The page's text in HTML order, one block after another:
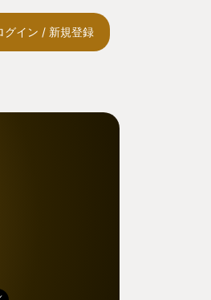
グイン / 新規登録